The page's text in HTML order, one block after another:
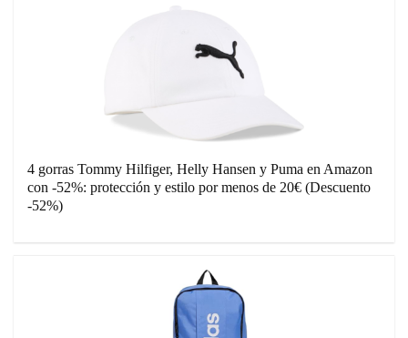
4 gorras Tommy Hilfiger, Helly Hansen y Puma en Amazon
con -52%: protección y estilo por menos de 20€ (Descuento
-52%)